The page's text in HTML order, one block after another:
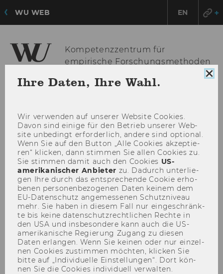
WU WEB EN
Kompetenzzentrum für
empirische Forschungsmethoden
Ihre Daten, Ihre Wahl.
Wir ver­wen­den auf un­se­rer Web­site Coo­kies.
Davon sind ei­ni­ge für den Be­trieb un­se­rer Web­
site un­be­dingt er­for­der­lich, an­de­re sind op­tio­nal.
Wenn Sie auf den But­ton „Alle Coo­kies ak­zep­tie­
ren“ kli­cken, dann stim­men Sie allen Coo­kies zu.
Sie stim­men damit auch den Coo­kies US-​
amerikanischer An­bie­ter zu. Da­durch un­ter­lie­
gen Ihre durch das ent­spre­chen­de Coo­kie er­ho­
be­nen per­so­nen­be­zo­ge­nen Daten kei­nem dem
EU-​Datenschutz an­ge­mes­se­nen Schutz­ni­veau
mehr. Sie haben in die­sem Fall nur ein­ge­schränk­
te bis keine da­ten­schutz­recht­li­chen Rech­te in
den USA und ins­be­son­de­re kann auch die US-​
amerikanische Re­gie­rung Zu­gang zu die­sen
Daten er­lan­gen. Wenn Sie kei­nen oder nur ein­zel­
nen Coo­kies zu­stim­men möch­ten, kli­cken Sie
bitte auf „In­di­vi­du­el­le Ein­stel­lun­gen“. Dort kön­
nen Sie die Coo­kies in­di­vi­du­ell ver­wal­ten.